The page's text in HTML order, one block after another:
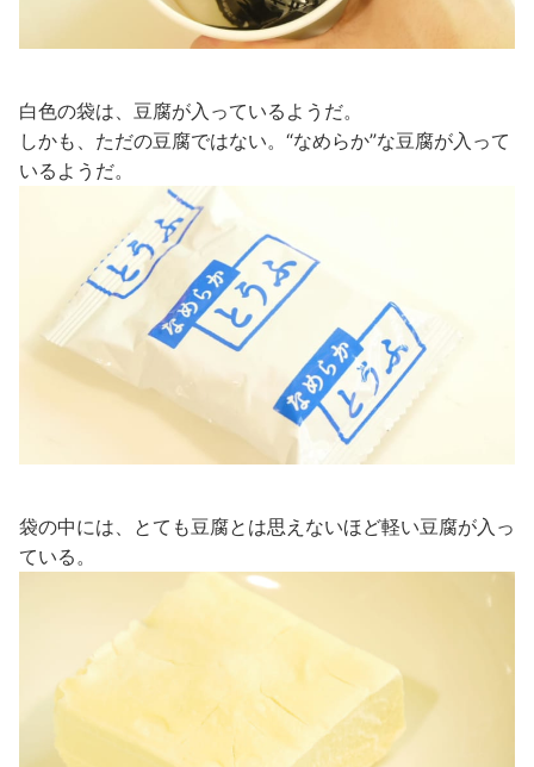
白色の袋は、豆腐が入っているようだ。
しかも、ただの豆腐ではない。“なめらか”な豆腐が入って
いるようだ。
袋の中には、とても豆腐とは思えないほど軽い豆腐が入っ
ている。